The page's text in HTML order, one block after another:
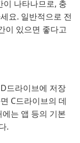
이 나타나므로, 충
요. 일반적으로 전
이 있으면 좋다고
드라이브에 저장
C드라이브의 데
는 앱 등의 기본
.